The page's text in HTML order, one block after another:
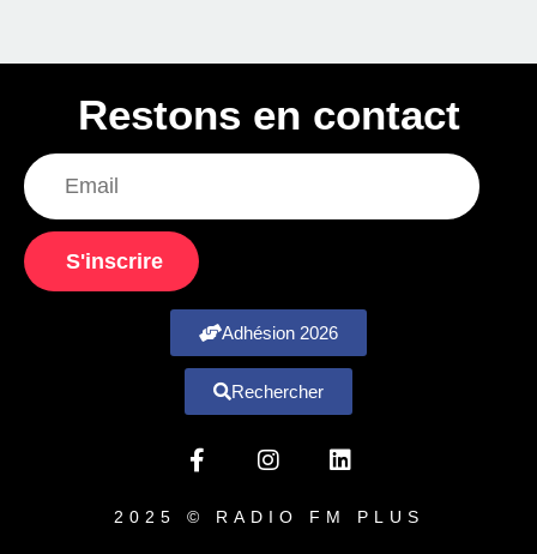
Restons en contact
S'inscrire
Adhésion 2026
Rechercher
2025 © RADIO FM PLUS